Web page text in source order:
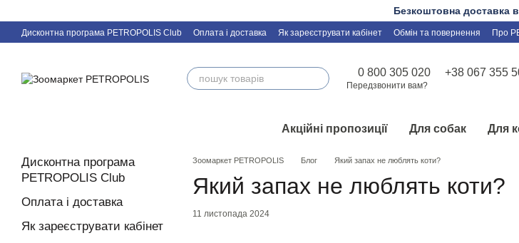
Безкоштовна доставка
Дисконтна програма PETROPOLIS Club Оплата і доставка Як зареєструвати кабінет Обмін та повернення Про
0 800 305 020 +38 067 355
Передзвонити вам?
Акційні пропозиції Для собак Для
Зоомаркет PETROPOLIS Блог Який запах не люблять коти?
Який запах не люблять коти?
11 листопада 2024
Дисконтна програма
PETROPOLIS Club
Оплата і доставка
Як зареєструвати кабінет